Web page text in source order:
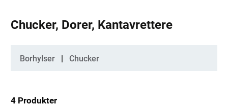
Chucker, Dorer, Kantavrettere
Kategorier
Borhylser Chucker
4 Produkter